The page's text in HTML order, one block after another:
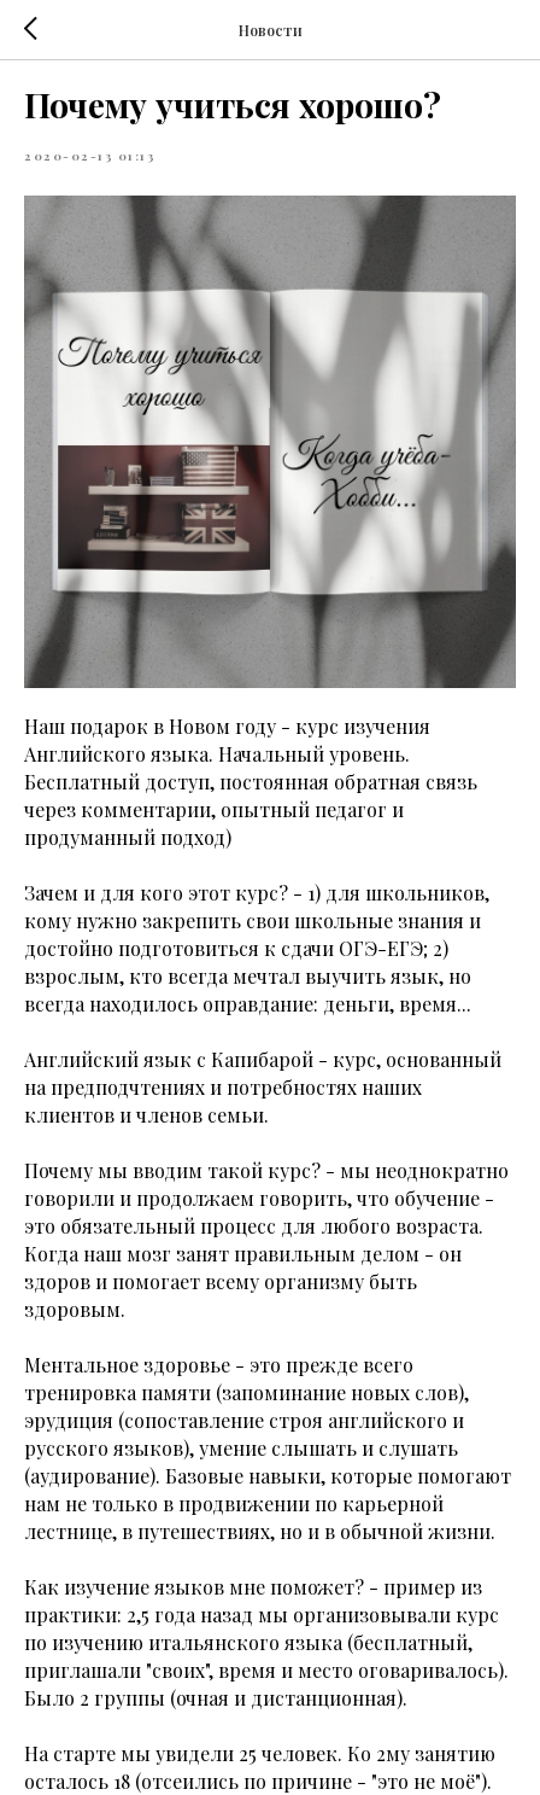
Новости
Почему учиться хорошо?
2020-02-13 01:13
Наш подарок в Новом году - курс изучения
Английского языка. Начальный уровень.
Бесплатный доступ, постоянная обратная связь
через комментарии, опытный педагог и
продуманный подход)
Зачем и для кого этот курс? - 1) для школьников,
кому нужно закрепить свои школьные знания и
достойно подготовиться к сдачи ОГЭ-ЕГЭ; 2)
взрослым, кто всегда мечтал выучить язык, но
всегда находилось оправдание: деньги, время...
Английский язык с Капибарой - курс, основанный
на предподчтениях и потребностях наших
клиентов и членов семьи.
Почему мы вводим такой курс? - мы неоднократно
говорили и продолжаем говорить, что обучение -
это обязательный процесс для любого возраста.
Когда наш мозг занят правильным делом - он
здоров и помогает всему организму быть
здоровым.
Ментальное здоровье - это прежде всего
тренировка памяти (запоминание новых слов),
эрудиция (сопоставление строя английского и
русского языков), умение слышать и слушать
(аудирование). Базовые навыки, которые помогают
нам не только в продвижении по карьерной
лестнице, в путешествиях, но и в обычной жизни.
Как изучение языков мне поможет? - пример из
практики: 2,5 года назад мы организовывали курс
по изучению итальянского языка (бесплатный,
приглашали "своих", время и место оговаривалось).
Было 2 группы (очная и дистанционная).
На старте мы увидели 25 человек. Ко 2му занятию
осталось 18 (отсеились по причине - "это не моё").